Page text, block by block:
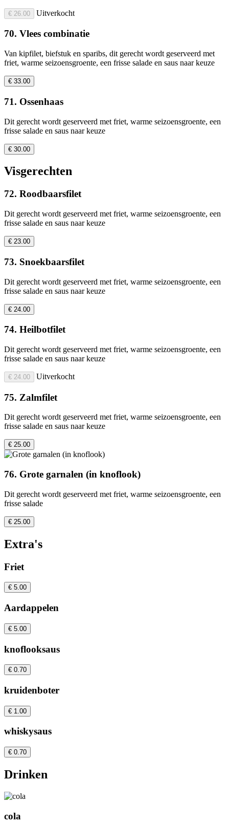
€ 26.00 Uitverkocht
70. Vlees combinatie
Van kipfilet, biefstuk en sparibs, dit gerecht wordt geserveerd met
friet, warme seizoensgroente, een frisse salade en saus naar keuze
€ 33.00
71. Ossenhaas
Dit gerecht wordt geserveerd met friet, warme seizoensgroente, een
frisse salade en saus naar keuze
€ 30.00
Visgerechten
72. Roodbaarsfilet
Dit gerecht wordt geserveerd met friet, warme seizoensgroente, een
frisse salade en saus naar keuze
€ 23.00
73. Snoekbaarsfilet
Dit gerecht wordt geserveerd met friet, warme seizoensgroente, een
frisse salade en saus naar keuze
€ 24.00
74. Heilbotfilet
Dit gerecht wordt geserveerd met friet, warme seizoensgroente, een
frisse salade en saus naar keuze
€ 24.00 Uitverkocht
75. Zalmfilet
Dit gerecht wordt geserveerd met friet, warme seizoensgroente, een
frisse salade en saus naar keuze
€ 25.00
76. Grote garnalen (in knoflook)
Dit gerecht wordt geserveerd met friet, warme seizoensgroente, een
frisse salade
€ 25.00
Extra's
Friet
€ 5.00
Aardappelen
€ 5.00
knoflooksaus
€ 0.70
kruidenboter
€ 1.00
whiskysaus
€ 0.70
Drinken
cola